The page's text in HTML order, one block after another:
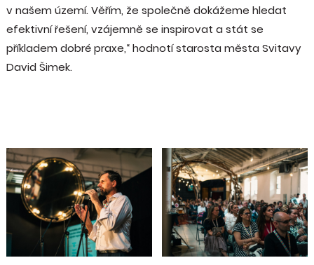
v našem území. Věřím, že společně dokážeme hledat
efektivní řešení, vzájemně se inspirovat a stát se
příkladem dobré praxe,“ hodnotí starosta města Svitavy
David Šimek.